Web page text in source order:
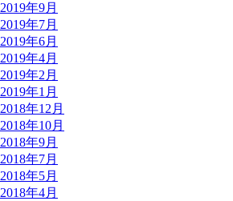
2019年9月
2019年7月
2019年6月
2019年4月
2019年2月
2019年1月
2018年12月
2018年10月
2018年9月
2018年7月
2018年5月
2018年4月